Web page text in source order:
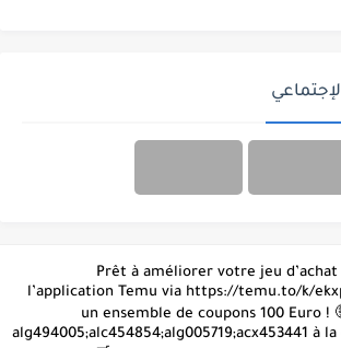
👋 Prêt à améliorer votre jeu
l’application Temu via https://temu.to/k/
un ensemble de coupons 100 Euro !
alg494005;alc454854;alg005719;acx453441 à